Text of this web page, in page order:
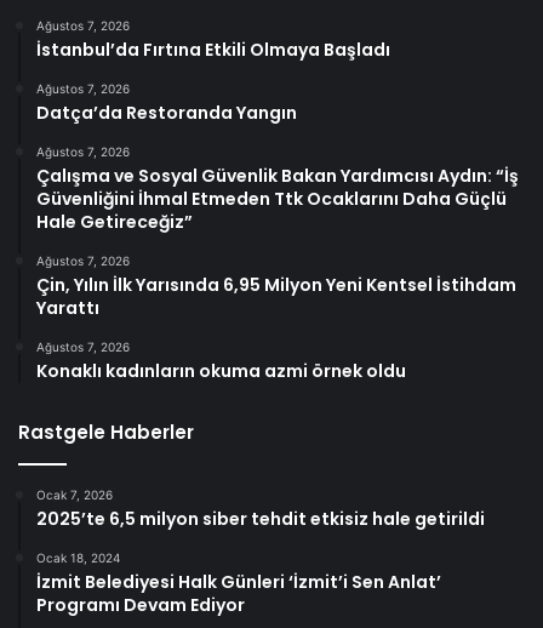
Ağustos 7, 2026
İstanbul’da Fırtına Etkili Olmaya Başladı
Ağustos 7, 2026
Datça’da Restoranda Yangın
Ağustos 7, 2026
Çalışma ve Sosyal Güvenlik Bakan Yardımcısı Aydın: “İş
Güvenliğini İhmal Etmeden Ttk Ocaklarını Daha Güçlü
Hale Getireceğiz”
Ağustos 7, 2026
Çin, Yılın İlk Yarısında 6,95 Milyon Yeni Kentsel İstihdam
Yarattı
Ağustos 7, 2026
Konaklı kadınların okuma azmi örnek oldu
Rastgele Haberler
Ocak 7, 2026
2025’te 6,5 milyon siber tehdit etkisiz hale getirildi
Ocak 18, 2024
İzmit Belediyesi Halk Günleri ‘İzmit’i Sen Anlat’
Programı Devam Ediyor